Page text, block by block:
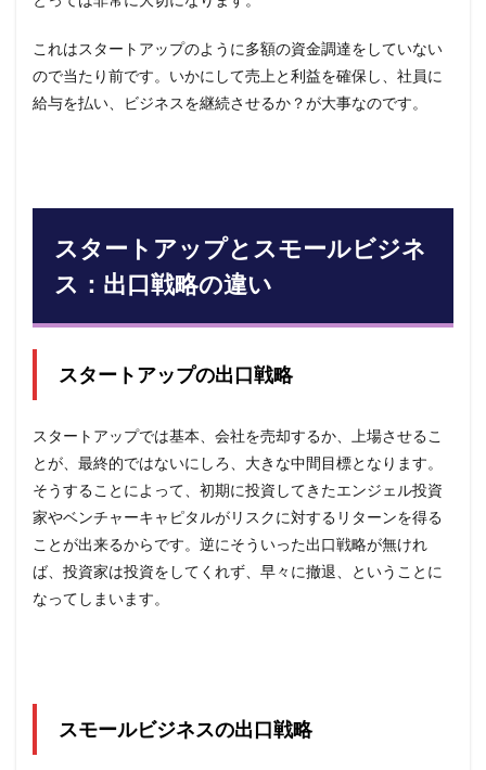
これはスタートアップのように多額の資金調達をしていない
ので当たり前です。いかにして売上と利益を確保し、社員に
給与を払い、ビジネスを継続させるか？が大事なのです。
スタートアップとスモールビジネ
ス：出口戦略の違い
スタートアップの出口戦略
スタートアップでは基本、会社を売却するか、上場させるこ
とが、最終的ではないにしろ、大きな中間目標となります。
そうすることによって、初期に投資してきたエンジェル投資
家やベンチャーキャピタルがリスクに対するリターンを得る
ことが出来るからです。逆にそういった出口戦略が無けれ
ば、投資家は投資をしてくれず、早々に撤退、ということに
なってしまいます。
スモールビジネスの出口戦略